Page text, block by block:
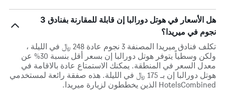
هل الأسعار في هوتل دورالبا إن قابلة للمقارنة بفنادق 3
نجوم في ميريدا؟
تكلف فنادق ميريدا المصنفة 3 نجوم عادة 248 ﷼ في الليلة ،
ولكن وسطياً يتوفر هوتل دورالبا إن بسعر أقل بنسبة 30% عن
معدل السعر في المنطقة. يمكنك الاستمتاع عادة بالاقامة في
هوتل دورالبا إن بـ 175 ﷼ في الليلة. هذه صفقة رائعة لمستخدمي
HotelsCombined الذين يخططون لزيارة ميريدا.